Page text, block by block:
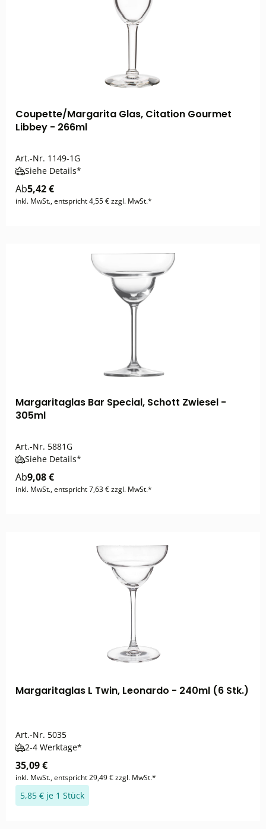
Coupette/Margarita Glas, Citation Gourmet
Libbey - 266ml
Art.-Nr. 1149-1G
Siehe Details*
Ab5,42 €
inkl. MwSt., entspricht 4,55 € zzgl. MwSt.*
Margaritaglas Bar Special, Schott Zwiesel -
305ml
Art.-Nr. 5881G
Siehe Details*
Ab9,08 €
inkl. MwSt., entspricht 7,63 € zzgl. MwSt.*
Margaritaglas L Twin, Leonardo - 240ml (6 Stk.)
Art.-Nr. 5035
2-4 Werktage*
35,09 €
inkl. MwSt., entspricht 29,49 € zzgl. MwSt.*
5,85 € je 1 Stück